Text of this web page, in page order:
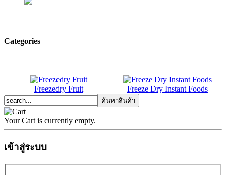
Categories
Freezedry Fruit Freeze Dry Instant Foods
Your Cart is currently empty.
เข้าสู่ระบบ